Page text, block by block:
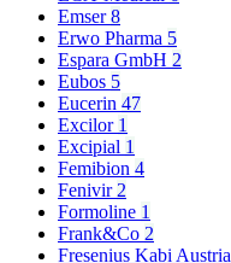
Emser8
Erwo Pharma 5
Espara GmbH 2
Eubos 5
Eucerin 47
Excilor 1
Excipial 1
Femibion 4
Fenivir 2
Formoline 1
Frank&Co 2
Fresenius Kabi Austria